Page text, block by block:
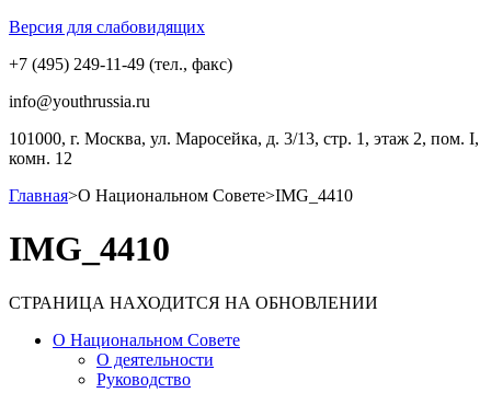
Версия для слабовидящих
+7 (495) 249-11-49 (тел., факс)
info@youthrussia.ru
101000, г. Москва, ул. Маросейка, д. 3/13, стр. 1, этаж 2, пом. I,
комн. 12
Главная>О Национальном Совете>IMG_4410
IMG_4410
СТРАНИЦА НАХОДИТСЯ НА ОБНОВЛЕНИИ
О Национальном Совете
О деятельности
Руководство